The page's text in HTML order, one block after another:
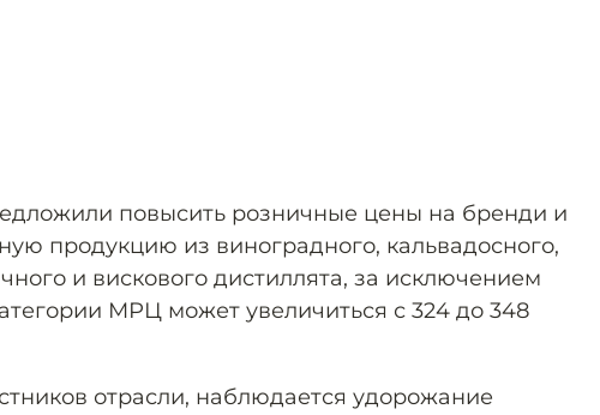
повысить розничные цены на бренди и
продукцию из виноградного, кальвадосного,
и вискового дистиллята, за исключением
МРЦ может увеличиться с 324 до 348
отрасли, наблюдается удорожание